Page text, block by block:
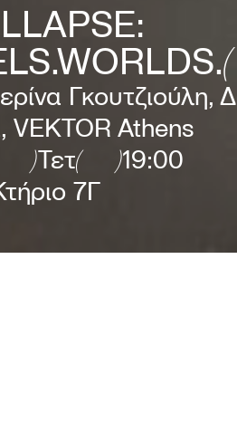
Γκουτζιούλη,
Athens
Τετ
19:00
7Γ